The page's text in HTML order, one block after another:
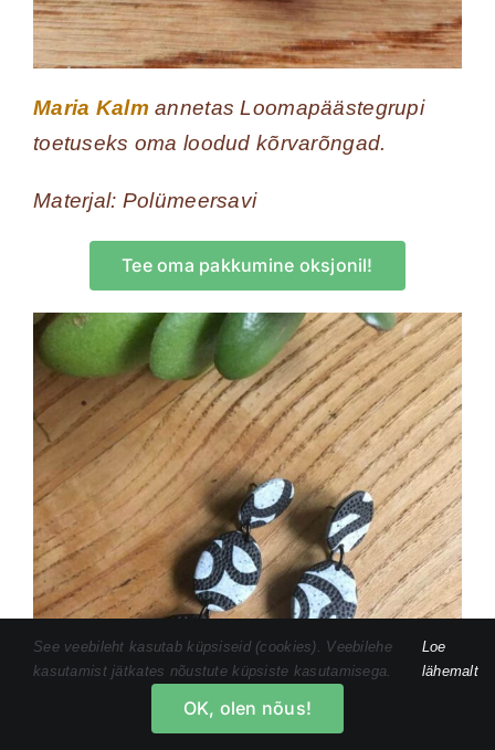
Maria Kalm annetas Loomapäästegrupi
toetuseks oma loodud kõrvarõngad.
Materjal: Polümeersavi
Tee oma pakkumine oksjonil!
See veebileht kasutab küpsiseid (cookies). Veebilehe
kasutamist jätkates nõustute küpsiste kasutamisega.
Loe
lähemalt
OK, olen nõus!